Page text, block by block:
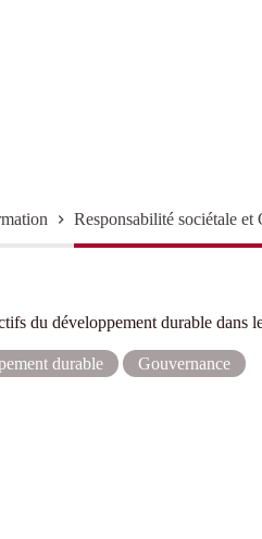
Responsabilité sociétale
du développement durable dans
durable Gouvernance